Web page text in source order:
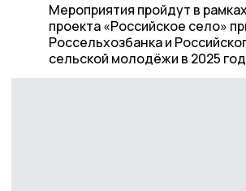
Мероприятия пройдут в
проекта «Российское село»
Россельхозбанка и
сельской молодёжи в 2025